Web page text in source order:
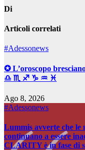
Di
Articoli correlati
#Adessonews
✪ L’oroscopo
♎ ♏ ♐ ♑ ♒ ♓
Ago 8, 2026
#Adessonews
Lummis avverte che le
continuano a essere
CLARITY è in fase di